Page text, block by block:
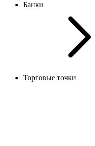
Банки
Торговые точки